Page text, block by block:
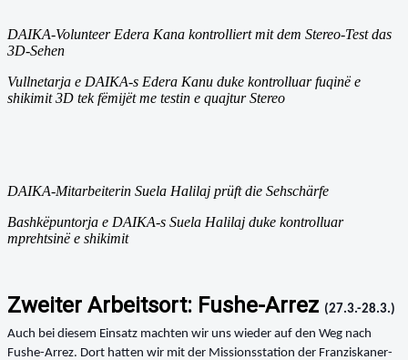
DAIKA-Volunteer Edera Kana kontrolliert mit dem Stereo-Test das
3D-Sehen
Vullnetarja e DAIKA-s Edera Kanu duke kontrolluar fuqinë e
shikimit 3D tek fëmijët me testin e quajtur Stereo
DAIKA-Mitarbeiterin Suela Halilaj prüft die Sehschärfe
Bashkëpuntorja e DAIKA-s Suela Halilaj duke kontrolluar
mprehtsinë e shikimit
Zweiter Arbeitsort: Fushe-Arrez (27.3.-28.3.)
Auch bei diesem Einsatz machten wir uns wieder auf den Weg nach
Fushe-Arrez. Dort hatten wir mit der Missionsstation der Franziskaner-